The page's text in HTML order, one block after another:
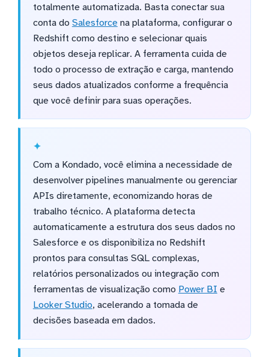
totalmente automatizada. Basta conectar sua
conta do Salesforce na plataforma, configurar o
Redshift como destino e selecionar quais
objetos deseja replicar. A ferramenta cuida de
todo o processo de extração e carga, mantendo
seus dados atualizados conforme a frequência
que você definir para suas operações.
Com a Kondado, você elimina a necessidade de
desenvolver pipelines manualmente ou gerenciar
APIs diretamente, economizando horas de
trabalho técnico. A plataforma detecta
automaticamente a estrutura dos seus dados no
Salesforce e os disponibiliza no Redshift
prontos para consultas SQL complexas,
relatórios personalizados ou integração com
ferramentas de visualização como Power BI e
Looker Studio, acelerando a tomada de
decisões baseada em dados.